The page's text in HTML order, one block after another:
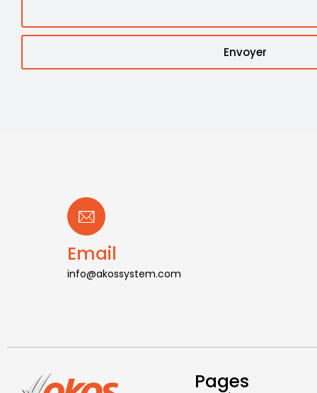
Envoyer
Email
info@akossystem.com
Pages